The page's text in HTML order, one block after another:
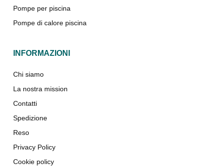
Pompe per piscina
Pompe di calore piscina
INFORMAZIONI
Chi siamo
La nostra mission
Contatti
Spedizione
Reso
Privacy Policy
Cookie policy